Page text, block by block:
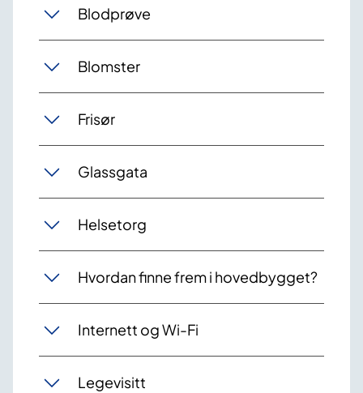
Blodprøve
Blomster
Frisør
Glassgata
Helsetorg
Hvordan finne frem i hovedbygget?
Internett og Wi-Fi
Legevisitt